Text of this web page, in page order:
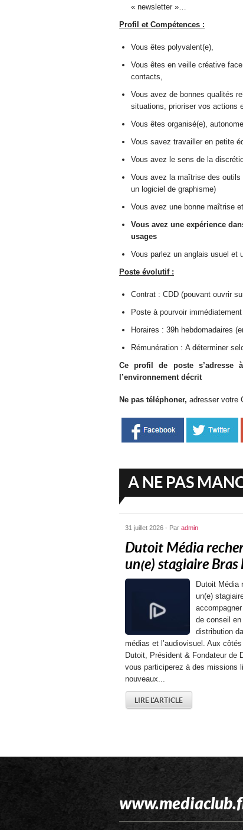
« newsletter »…
Profil et Compétences :
Vous êtes polyvalent(e),
Vous êtes en veille créative
contacts,
Vous avez de bonnes qualités
situations, prioriser vos actions
Vous êtes organisé(e),
Vous savez travailler en petite
Vous avez le sens de la
Vous avez la maîtrise des
un logiciel de graphisme)
Vous avez une bonne maîtrise
Vous avez une expérience
usages
Vous parlez un anglais usuel et
Poste évolutif :
Contrat : CDD (pouvant ouvrir
Poste à pourvoir
Horaires : 39h hebdomadaires
Rémunération : A déterminer
Ce profil de poste s’adresse
l’environnement décrit
Ne pas téléphoner, adresser votre
A NE PAS
31 juillet 2026 - Par admin
Dutoit Média
un(e) stagiaire Bras
Dutoit Média
un(e)
de conseil
distribution
médias et l’audiovisuel. Aux
Dutoit, Président & Fondateur de
vous participerez à des missions
nouveaux...
LIRE L'ARTICLE